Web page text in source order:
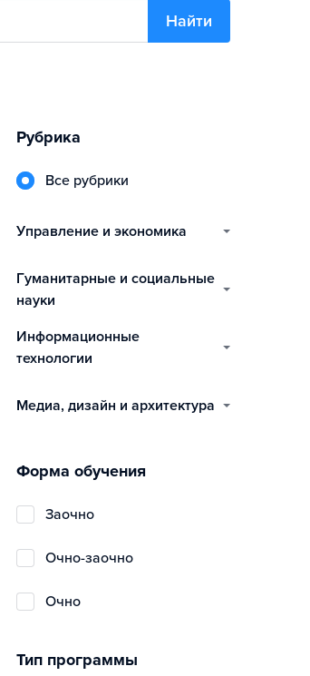
Найти
Рубрика
Все рубрики
управление и экономика
гуманитарные и социальные
науки
информационные
технологии
медиа, дизайн и архитектура
Форма обучения
заочно
очно-заочно
очно
Тип программы